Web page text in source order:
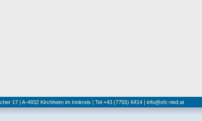
17 | A-4932 Kirchheim im Innkreis | Tel +43 (7755) 6414 | info@sfc-ried.at